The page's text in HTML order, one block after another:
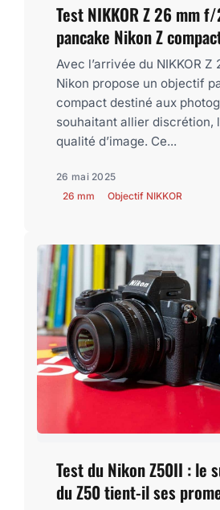
Test NIKKOR Z 26 mm
pancake Nikon Z
Avec l’arrivée du NIKKOR Z
Nikon propose un objectif
compact destiné aux
souhaitant allier discrétion,
qualité d’image. Ce...
26 mai 2025
26 mm
Objectif NIKKOR
Test du Nikon Z50II : le
du Z50 tient-il ses